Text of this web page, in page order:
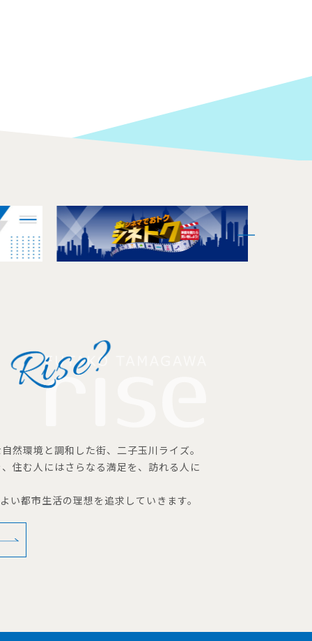
然環境と調和した街、二子玉川ライズ。
住む人にはさらなる満足を、訪れる人に
い都市生活の理想を追求していきます。